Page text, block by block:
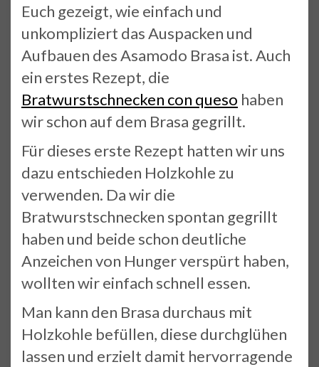
Euch gezeigt, wie einfach und
unkompliziert das Auspacken und
Aufbauen des Asamodo Brasa ist. Auch
ein erstes Rezept, die
Bratwurstschnecken con queso haben
wir schon auf dem Brasa gegrillt.
Für dieses erste Rezept hatten wir uns
dazu entschieden Holzkohle zu
verwenden. Da wir die
Bratwurstschnecken spontan gegrillt
haben und beide schon deutliche
Anzeichen von Hunger verspürt haben,
wollten wir einfach schnell essen.
Man kann den Brasa durchaus mit
Holzkohle befüllen, diese durchglühen
lassen und erzielt damit hervorragende